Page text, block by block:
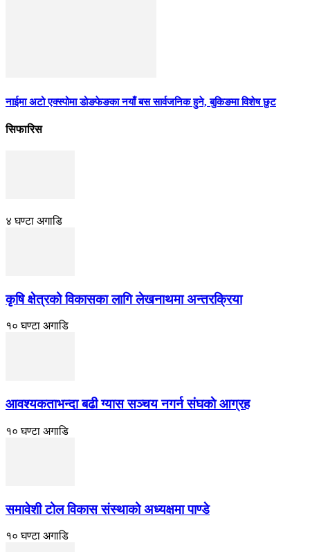
नाईमा अटो एक्स्पोमा डोङफेङका नयाँ बस सार्वजनिक हुने, बुकिङमा विशेष छुट
सिफारिस
४ घण्टा अगाडि
कृषि क्षेत्रको विकासका लागि लेखनाथमा अन्तरक्रिया
१० घण्टा अगाडि
आवश्यकताभन्दा बढी ग्यास सञ्चय नगर्न संघकाे आग्रह
१० घण्टा अगाडि
समावेशी टोल विकास संस्थाको अध्यक्षमा पाण्डे
१० घण्टा अगाडि